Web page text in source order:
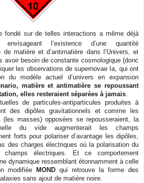
fondé sur de telles interactions a même déjà
envisageant l’existence d’une quantité
de matière et d’antimatière dans l’Univers, et
avoir besoin de constante cosmologique (donc
les observations de supernovae Ia, qui ont
du modèle actuel d’univers en expansion
matière et antimatière se repoussant
elles resteraient séparées à jamais.
de particules-antiparticules produites à
des dipôles gravitationnels et comme les
(les masses) opposées se repousseraient, la
du vide augmenterait les champs
forts pour polariser d’avantage les dipôles,
des charges électriques où la polarisation du
électriques. Et ce comportement
dynamique ressemblant étonnamment à celle
modifiée
MOND qui retrouve la forme des
sans ajout de matière noire.